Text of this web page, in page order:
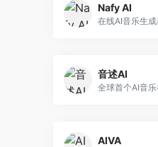
Nafy AI
音述AI
AIVA